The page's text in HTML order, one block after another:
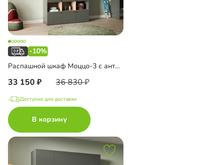
-10%
Распашной шкаф Моццо-3 с антресолью
33 150 36 830
Доступно для доставки
В корзину